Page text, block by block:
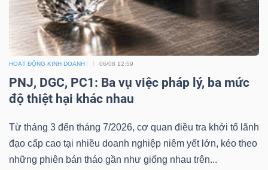
HOẠT ĐỘNG KINH DOANH 06/08 12:59
PNJ, DGC, PC1: Ba vụ việc pháp lý, ba mức
độ thiệt hại khác nhau
Từ tháng 3 đến tháng 7/2026, cơ quan điều tra khởi tố lãnh
đạo cấp cao tại nhiều doanh nghiệp niêm yết lớn, kéo theo
những phiên bán tháo gần như giống nhau trên...
Báo
cáo
phân
tích
ngữ
(-)